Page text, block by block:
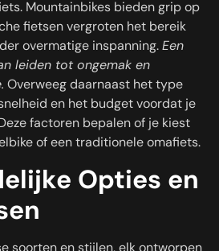
Mountainbikes bieden grip op
fietsen vergroten het bereik
overmatige inspanning.Een
leiden tot ongemak en
Overweeg daarnaast het type
en het budget voordat je
factoren bepalen of je kiest
of een traditionele omafiets.
Opties en
soorten en stijlen, elk ontworpen